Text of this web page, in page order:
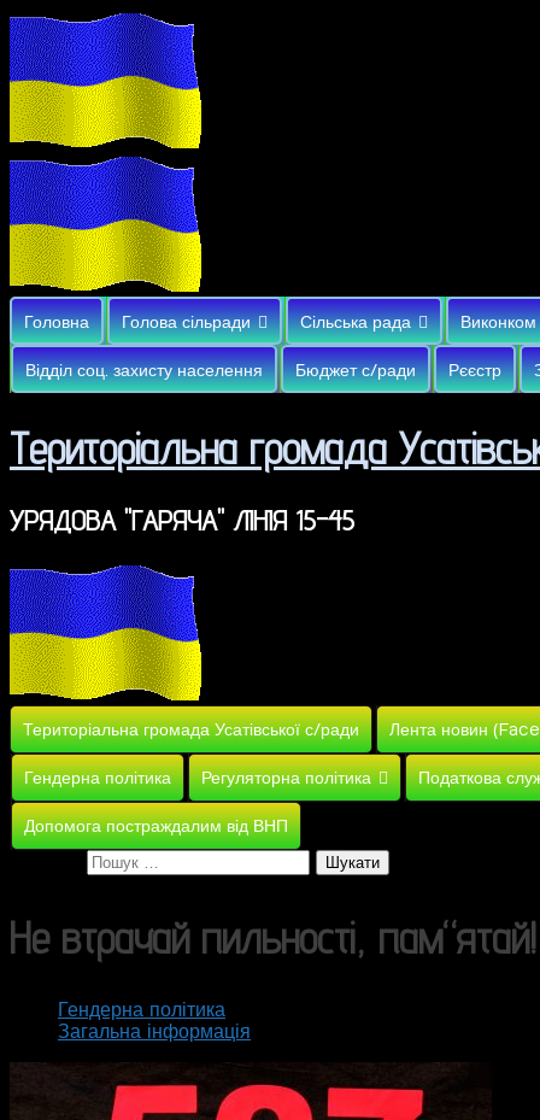
Головна Голова сільради Сільська рада Виконком
Відділ соц. захисту населення Бюджет с/ради Рєєстр
Територіальна громада
УРЯДОВА "ГАРЯЧА" ЛІНІЯ 15-45
Територіальна громада Усатівської с/ради Лента новин
Гендерна політика Регуляторна політика Податкова
Допомога постраждалим від ВНП
Пошук:
Не втрачай пильності, пам“ятай!
Гендерна політика
Загальна інформація